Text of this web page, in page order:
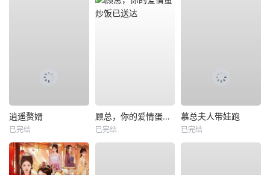
逍遥赘婿
已完结
顾总，你的爱情蛋炒饭已送达
已完结
慕总夫人带娃跑
已完结